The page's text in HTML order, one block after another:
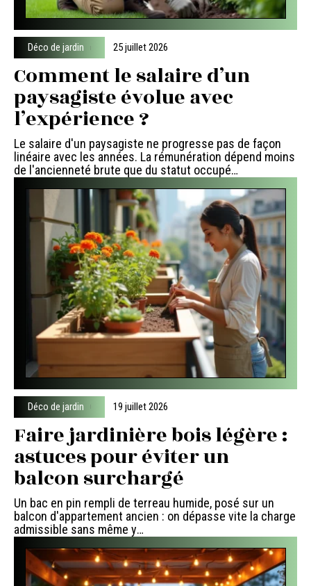
Déco de jardin 25 juillet 2026
Comment le salaire d’un
paysagiste évolue avec
l’expérience ?
Le salaire d'un paysagiste ne progresse pas de façon
linéaire avec les années. La rémunération dépend moins
de l'ancienneté brute que du statut occupé…
Déco de jardin 19 juillet 2026
Faire jardinière bois légère :
astuces pour éviter un
balcon surchargé
Un bac en pin rempli de terreau humide, posé sur un
balcon d'appartement ancien : on dépasse vite la charge
admissible sans même y…